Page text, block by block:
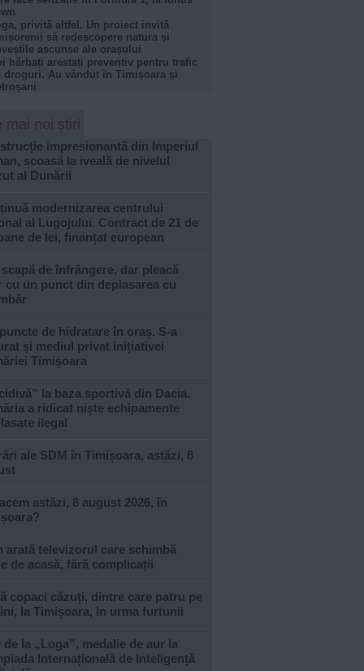
privită altfel. Un proiect invită
să redescopere natura și
ascunse ale orașului
bărbați arestați preventiv pentru trafic
droguri. Au vândut în Timișoara și
mai noi știri
impresionantă din Imperiul
scoasă la iveală de nivelul
al Dunării
modernizarea centrului
al Lugojului. Contract de 21 de
de lei, finanțat european
de înfrângere, dar pleacă
cu un punct din deplasarea cu
de hidratare în oraș. S-a
și mediul privat inițiativei
Timișoara
la baza sportivă din Dacia.
a ridicat niște echipamente
ilegal
ale SDM în Timișoara, astăzi, 8
astăzi, 8 august 2026, în
arată televizorul care schimbă
de acasă, fără complicații
copaci căzuți, dintre care patru pe
la Timișoara, în urma furtunii
de la „Loga”, medalie de aur la
Internațională de Inteligență